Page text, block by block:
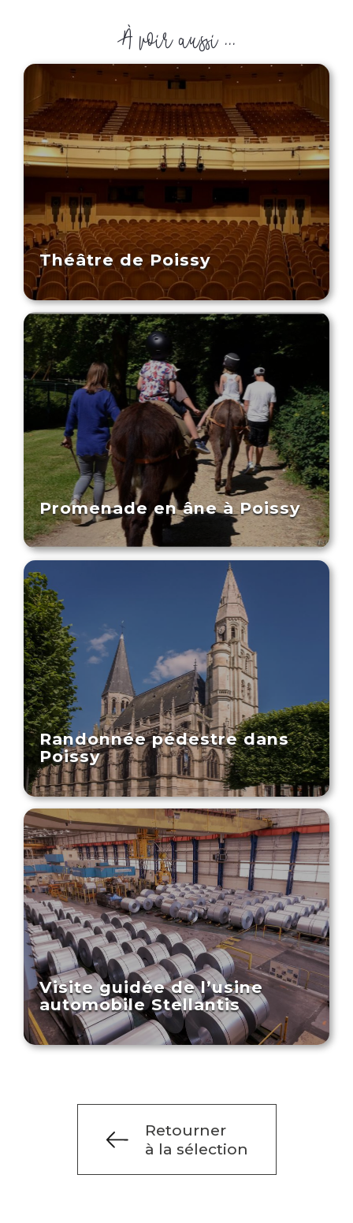
À voir aussi ...
Théâtre de Poissy
Promenade en âne à Poissy
Randonnée pédestre dans
Poissy
Visite guidée de l’usine
automobile Stellantis
Retourner
à la sélection